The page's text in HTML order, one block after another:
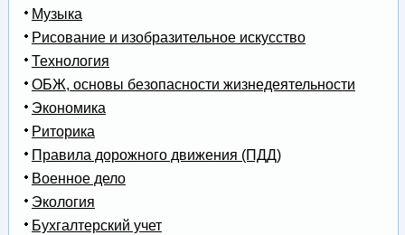
Музыка
Рисование и изобразительное искусство
Технология
ОБЖ, основы безопасности жизнедеятельности
Экономика
Риторика
Правила дорожного движения (ПДД)
Военное дело
Экология
Бухгалтерский учет